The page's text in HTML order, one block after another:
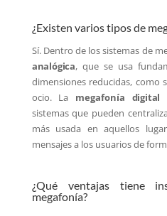
¿Existen varios tipos de
Sí. Dentro de los sistemas de
analógica, que se usa
dimensiones reducidas, como
ocio. La megafonía digital
sistemas que pueden
más usada en aquellos
mensajes a los usuarios de
¿Qué ventajas tiene
megafonía?